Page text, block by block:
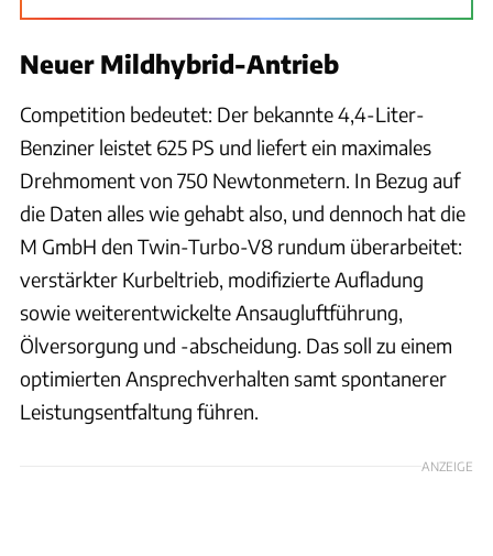
Neuer Mildhybrid-Antrieb
Competition bedeutet: Der bekannte 4,4-Liter-
Benziner leistet 625 PS und liefert ein maximales
Drehmoment von 750 Newtonmetern. In Bezug auf
die Daten alles wie gehabt also, und dennoch hat die
M GmbH den Twin-Turbo-V8 rundum überarbeitet:
verstärkter Kurbeltrieb, modifizierte Aufladung
sowie weiterentwickelte Ansaugluftführung,
Ölversorgung und -abscheidung. Das soll zu einem
optimierten Ansprechverhalten samt spontanerer
Leistungsentfaltung führen.
ANZEIGE